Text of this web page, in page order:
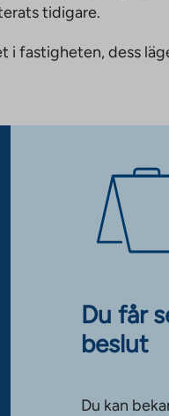
tidigare.
fastigheten, dess
Du får
beslut
Du kan